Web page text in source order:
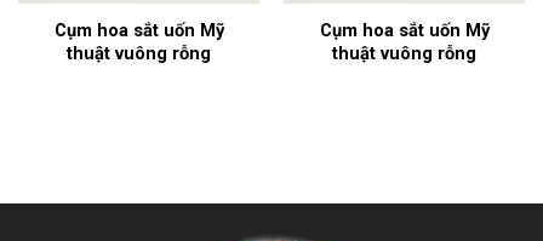
Cụm hoa sắt uốn Mỹ
thuật vuông rỗng
Cụm hoa sắt uốn Mỹ
thuật vuông rỗng